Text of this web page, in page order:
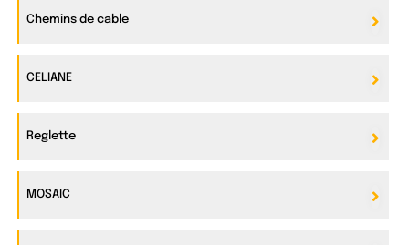
Chemins de cable
CELIANE
Reglette
MOSAIC